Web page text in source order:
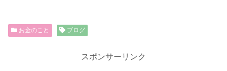
お金のこと ブログ
スポンサーリンク